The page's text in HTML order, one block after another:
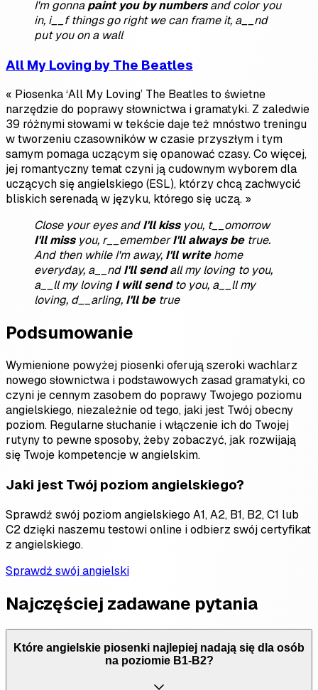
I'm gonna paint you by numbers and color you
in, i__f things go right we can frame it, a__nd
put you on a wall
All My Loving by The Beatles
« Piosenka ‘All My Loving’ The Beatles to świetne
narzędzie do poprawy słownictwa i gramatyki. Z zaledwie
39 różnymi słowami w tekście daje też mnóstwo treningu
w tworzeniu czasowników w czasie przyszłym i tym
samym pomaga uczącym się opanować czasy. Co więcej,
jej romantyczny temat czyni ją cudownym wyborem dla
uczących się angielskiego (ESL), którzy chcą zachwycić
bliskich serenadą w języku, którego się uczą. »
Close your eyes and I'll kiss you, t__omorrow
I'll miss you, r__emember I'll always be true.
And then while I'm away, I'll write home
everyday, a__nd I'll send all my loving to you,
a__ll my loving I will send to you, a__ll my
loving, d__arling, I'll be true
Podsumowanie
Wymienione powyżej piosenki oferują szeroki wachlarz
nowego słownictwa i podstawowych zasad gramatyki, co
czyni je cennym zasobem do poprawy Twojego poziomu
angielskiego, niezależnie od tego, jaki jest Twój obecny
poziom. Regularne słuchanie i włączenie ich do Twojej
rutyny to pewne sposoby, żeby zobaczyć, jak rozwijają
się Twoje kompetencje w angielskim.
Jaki jest Twój poziom angielskiego?
Sprawdź swój poziom angielskiego A1, A2, B1, B2, C1 lub
C2 dzięki naszemu testowi online i odbierz swój certyfikat
z angielskiego.
Sprawdź swój angielski
Najczęściej zadawane pytania
Które angielskie piosenki najlepiej nadają się dla osób
na poziomie B1-B2?